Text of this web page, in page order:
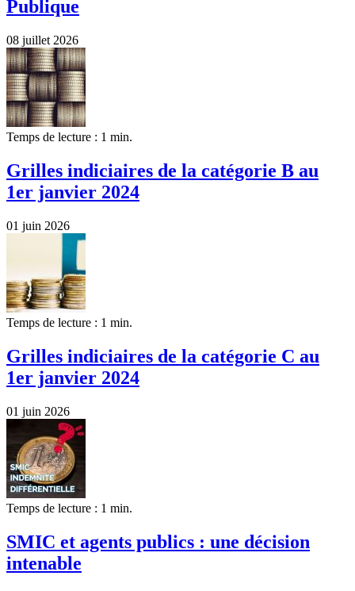
Publique
08 juillet 2026
Temps de lecture : 1 min.
Grilles indiciaires de la catégorie B au
1er janvier 2024
01 juin 2026
Temps de lecture : 1 min.
Grilles indiciaires de la catégorie C au
1er janvier 2024
01 juin 2026
Temps de lecture : 1 min.
SMIC et agents publics : une décision
intenable